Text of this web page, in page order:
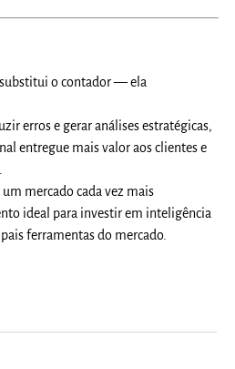
o contador — ela
erros e gerar análises estratégicas,
entregue mais valor aos clientes e
um mercado cada vez mais
ideal para investir em inteligência
ferramentas do mercado.